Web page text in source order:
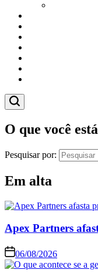
O que você
Pesquisar por:
Em alta
Apex Partners
06/08/2026